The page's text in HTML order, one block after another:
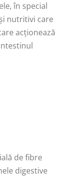
în special
nutritivi care
acționează
de fibre
digestive